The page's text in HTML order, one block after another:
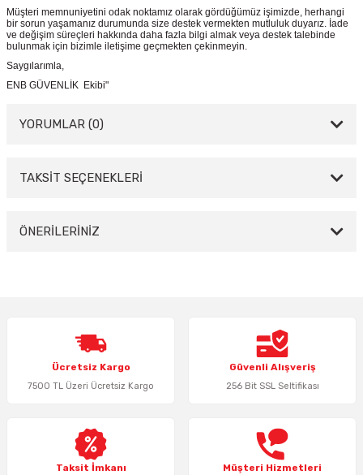
Müşteri memnuniyetini odak noktamız olarak gördüğümüz işimizde, herhangi
bir sorun yaşamanız durumunda size destek vermekten mutluluk duyarız. İade
ve değişim süreçleri hakkında daha fazla bilgi almak veya destek talebinde
bulunmak için bizimle iletişime geçmekten çekinmeyin.
Saygılarımla,
ENB GÜVENLİK Ekibi"
YORUMLAR (0)
Bu ürüne ilk yorumu siz yapın!
TAKSİT SEÇENEKLERİ
ÖNERİLERİNİZ
Ürün resmi kalitesiz, bozuk veya görüntülenemiyor.
Ürün açıklamasında eksik bilgiler bulunuyor.
Ürün bilgilerinde hatalar bulunuyor.
Bu ürüne benzer farklı alternatifler olmalı.
Ücretsiz Kargo
7500 TL Üzeri Ücretsiz Kargo
Güvenli Alışveriş
256 Bit SSL Seltifikası
Taksit İmkanı Müşteri Hizmetleri